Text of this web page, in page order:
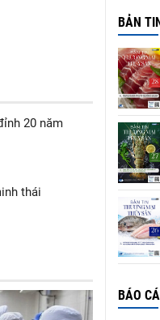
20 năm
thái
BẢN
BÁO